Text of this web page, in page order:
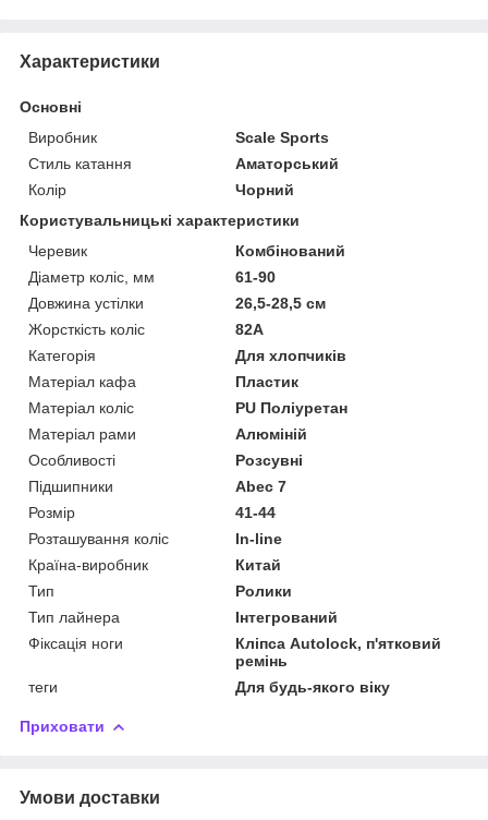
Характеристики
Основні
Виробник
Scale Sports
Стиль катання
Аматорський
Колір
Чорний
Користувальницькі характеристики
Черевик
Комбінований
Діаметр коліс, мм
61-90
Довжина устілки
26,5-28,5 см
Жорсткість коліс
82A
Категорія
Для хлопчиків
Матеріал кафа
Пластик
Матеріал коліс
PU Поліуретан
Матеріал рами
Алюміній
Особливості
Розсувні
Підшипники
Abec 7
Розмір
41-44
Розташування коліс
In-line
Країна-виробник
Китай
Тип
Ролики
Тип лайнера
Інтегрований
Фіксація ноги
Кліпса Autolock, п'ятковий
ремінь
теги
Для будь-якого віку
Приховати
Умови доставки